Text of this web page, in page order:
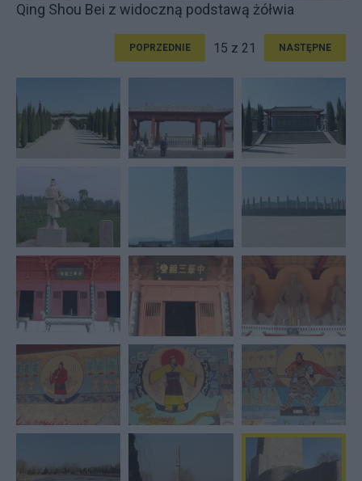
Qing Shou Bei z widoczną podstawą żółwia
POPRZEDNIE 15 z 21 NASTĘPNE